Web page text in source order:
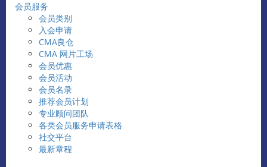
会员服务
会员类别
入会申请
CMA良仓
CMA 网片工场
会员优惠
会员活动
会员名录
推荐会员计划
专业顾问团队
各类会员服务申请表格
社交平台
最新章程